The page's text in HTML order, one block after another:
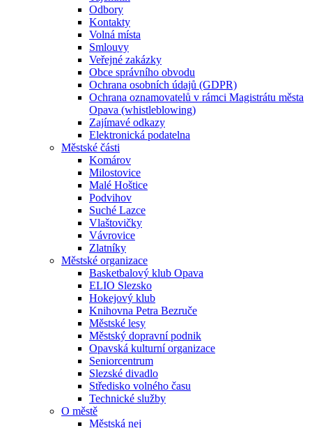
Odbory
Kontakty
Volná místa
Smlouvy
Veřejné zakázky
Obce správního obvodu
Ochrana osobních údajů (GDPR)
Ochrana oznamovatelů v rámci Magistrátu města
Opava (whistleblowing)
Zajímavé odkazy
Elektronická podatelna
Městské části
Komárov
Milostovice
Malé Hoštice
Podvihov
Suché Lazce
Vlaštovičky
Vávrovice
Zlatníky
Městské organizace
Basketbalový klub Opava
ELIO Slezsko
Hokejový klub
Knihovna Petra Bezruče
Městské lesy
Městský dopravní podnik
Opavská kulturní organizace
Seniorcentrum
Slezské divadlo
Středisko volného času
Technické služby
O městě
Městská nej